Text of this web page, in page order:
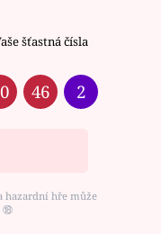
šťastná čísla
46 2
hazardní hře může
⑱